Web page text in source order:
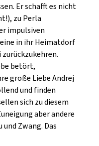
Er schafft es nicht
zu Perla
impulsiven
in ihr Heimatdorf
betört,
große Liebe Andrej
und finden
sich zu diesem
aber andere
Zwang. Das